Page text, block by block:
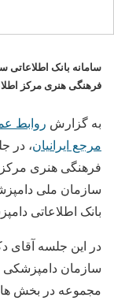
سامانه بانک
فرهنگی هنری مرکز
به گزارش روابط
مرجع ایرانیان، در
فرهنگی هنری مرکز
سازمان ملی
بانک اطلاعاتی
در این جلسه آقای
سازمان دامپزشکی
مجموعه در بخش